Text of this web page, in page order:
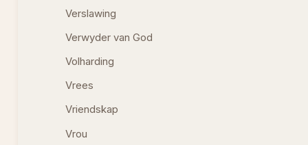
Verslawing
Verwyder van God
Volharding
Vrees
Vriendskap
Vrou